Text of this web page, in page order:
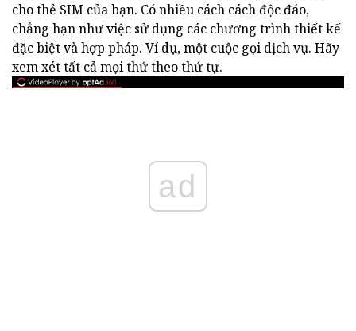
cho thẻ SIM của bạn. Có nhiều cách cách độc đáo,
chẳng hạn như việc sử dụng các chương trình thiết kế
đặc biệt và hợp pháp. Ví dụ, một cuộc gọi dịch vụ. Hãy
xem xét tất cả mọi thứ theo thứ tự.
ad